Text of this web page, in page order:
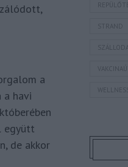
a
havi
együtt
de akkor
STRAND
SZÁLLODA
WELLNESS